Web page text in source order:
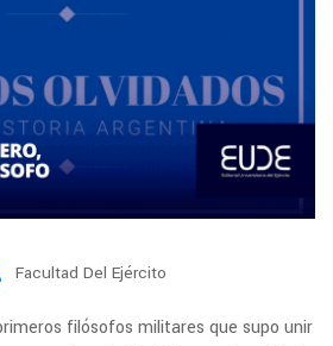
Facultad Del Ejército
filósofos militares que supo unir